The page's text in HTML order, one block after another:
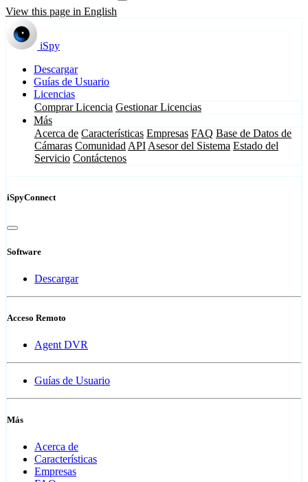
View this page in English
iSpy
Descargar
Guías de Usuario
Licencias
Comprar Licencia Gestionar Licencias
Más
Acerca de Características Empresas FAQ Base de Datos de
Cámaras Comunidad API Asesor del Sistema Estado del
Servicio Contáctenos
iSpyConnect
Software
Descargar
Acceso Remoto
Agent DVR
Guías de Usuario
Más
Acerca de
Características
Empresas